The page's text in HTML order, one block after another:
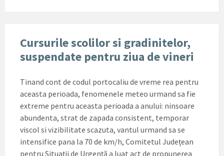
Cursurile scolilor si gradinitelor,
suspendate pentru ziua de vineri
Tinand cont de codul portocaliu de vreme rea pentru
aceasta perioada, fenomenele meteo urmand sa fie
extreme pentru aceasta perioada a anului: ninsoare
abundenta, strat de zapada consistent, temporar
viscol si vizibilitate scazuta, vantul urmand sa se
intensifice pana la 70 de km/h, Comitetul Județean
pentru Situații de Urgență a luat act de propunerea